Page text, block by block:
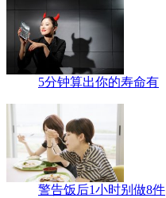
5分钟算出你的寿命有
警告饭后1小时别做8件